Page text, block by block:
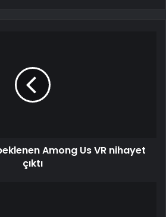
Among Us VR nihayet
çıktı